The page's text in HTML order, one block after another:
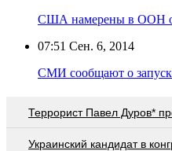
США намерены в ООН
07:51 Сен. 6, 2014
СМИ сообщают о
Террорист Павел Дуров*
Украинский кандидат в